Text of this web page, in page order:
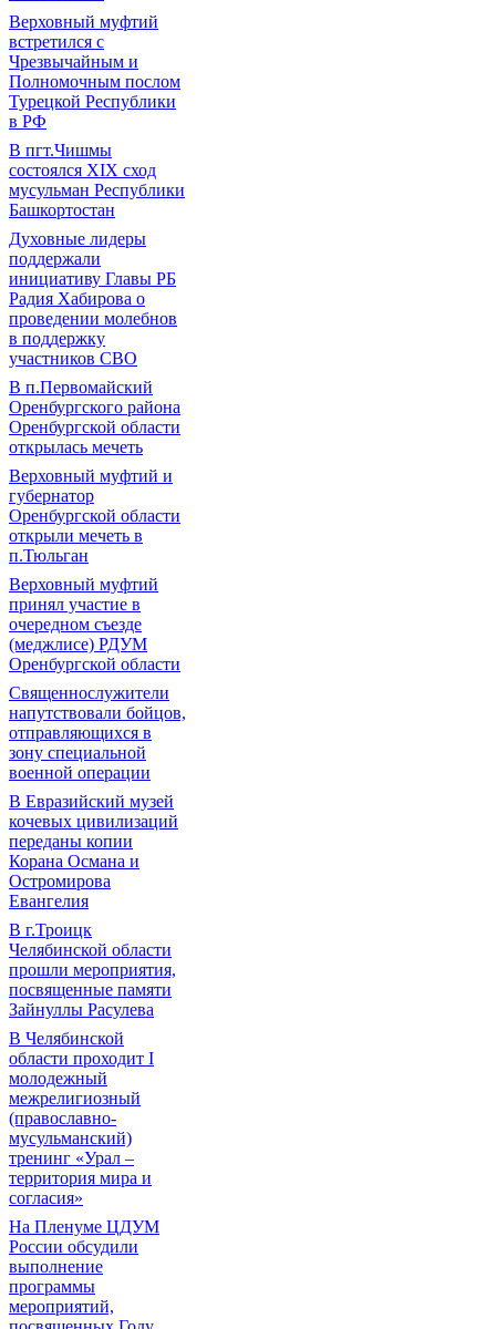
Верховный муфтий
встретился с
Чрезвычайным и
Полномочным послом
Турецкой Республики
в РФ
В пгт.Чишмы
состоялся XIX сход
мусульман Республики
Башкортостан
Духовные лидеры
поддержали
инициативу Главы РБ
Радия Хабирова о
проведении молебнов
в поддержку
участников СВО
В п.Первомайский
Оренбургского района
Оренбургской области
открылась мечеть
Верховный муфтий и
губернатор
Оренбургской области
открыли мечеть в
п.Тюльган
Верховный муфтий
принял участие в
очередном съезде
(меджлисе) РДУМ
Оренбургской области
Священнослужители
напутствовали бойцов,
отправляющихся в
зону специальной
военной операции
В Евразийский музей
кочевых цивилизаций
переданы копии
Корана Османа и
Остромирова
Евангелия
В г.Троицк
Челябинской области
прошли мероприятия,
посвященные памяти
Зайнуллы Расулева
В Челябинской
области проходит I
молодежный
межрелигиозный
(православно-
мусульманский)
тренинг «Урал –
территория мира и
согласия»
На Пленуме ЦДУМ
России обсудили
выполнение
программы
мероприятий,